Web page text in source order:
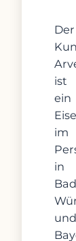
Der
ist
ein
im
in
und